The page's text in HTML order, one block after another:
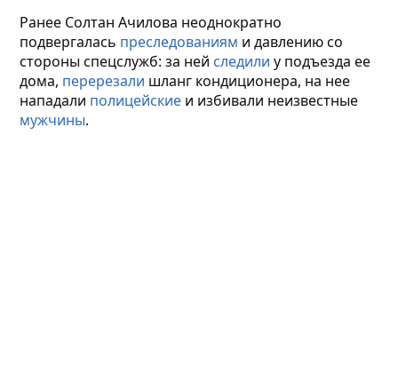
Ранее Солтан Ачилова неоднократно
подвергалась преследованиям и давлению со
стороны спецслужб: за ней следили у подъезда ее
дома, перерезали шланг кондиционера, на нее
нападали полицейские и избивали неизвестные
мужчины.